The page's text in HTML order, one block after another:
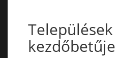
Települések
kezdőbetűje